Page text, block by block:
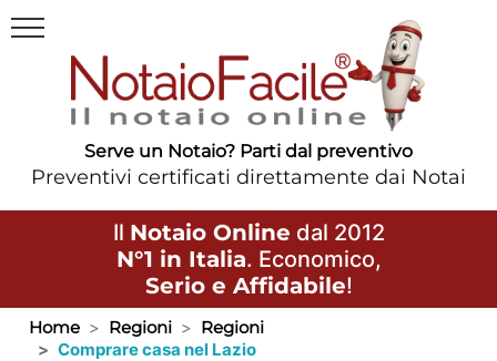
Serve un Notaio? Parti dal preventivo
Preventivi certificati direttamente dai Notai
Il Notaio Online dal 2012
N°1 in Italia. Economico,
Serio e Affidabile!
Home Regioni
Regioni
Comprare casa nel Lazio